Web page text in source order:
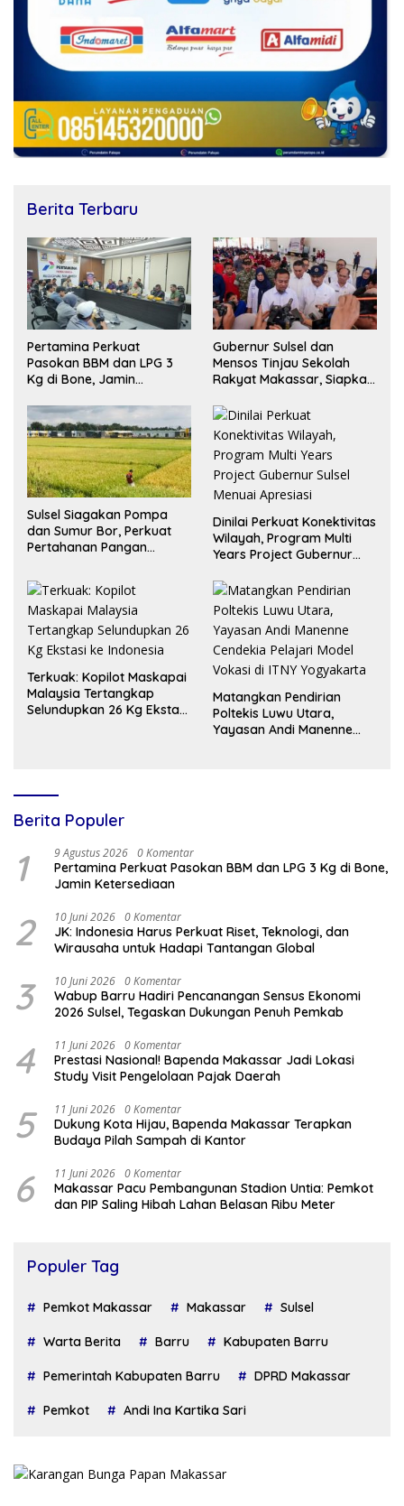
Berita Terbaru
Pertamina Perkuat
Pasokan BBM dan LPG 3
Kg di Bone, Jamin
Gubernur Sulsel dan
Mensos Tinjau Sekolah
Rakyat Makassar, Siapkan
Akses Pendidikan
Sulsel Siagakan Pompa
dan Sumur Bor, Perkuat
Pertahanan Pangan
Ekstrem
Dinilai Perkuat Konektivitas
Wilayah, Program Multi
Years Project Gubernur
Terkuak: Kopilot Maskapai
Malaysia Tertangkap
Selundupkan 26 Kg Ekstasi
Matangkan Pendirian
Poltekis Luwu Utara,
Yayasan Andi Manenne
Berita Populer
1 9 Agustus 2026 0 Komentar
Pertamina Perkuat Pasokan BBM dan LPG 3 Kg di Bone,
Jamin Ketersediaan
2 10 Juni 2026 0 Komentar
JK: Indonesia Harus Perkuat Riset, Teknologi, dan
Wirausaha untuk Hadapi Tantangan Global
3 10 Juni 2026 0 Komentar
Wabup Barru Hadiri Pencanangan Sensus Ekonomi
2026 Sulsel, Tegaskan Dukungan Penuh Pemkab
4 11 Juni 2026 0 Komentar
Prestasi Nasional! Bapenda Makassar Jadi Lokasi
Study Visit Pengelolaan Pajak Daerah
5 11 Juni 2026 0 Komentar
Dukung Kota Hijau, Bapenda Makassar Terapkan
Budaya Pilah Sampah di Kantor
6 11 Juni 2026 0 Komentar
Makassar Pacu Pembangunan Stadion Untia: Pemkot
dan PIP Saling Hibah Lahan Belasan Ribu Meter
Populer Tag
Pemkot Makassar Makassar Sulsel
Warta Berita Barru Kabupaten Barru
Pemerintah Kabupaten Barru DPRD Makassar
Pemkot Andi Ina Kartika Sari